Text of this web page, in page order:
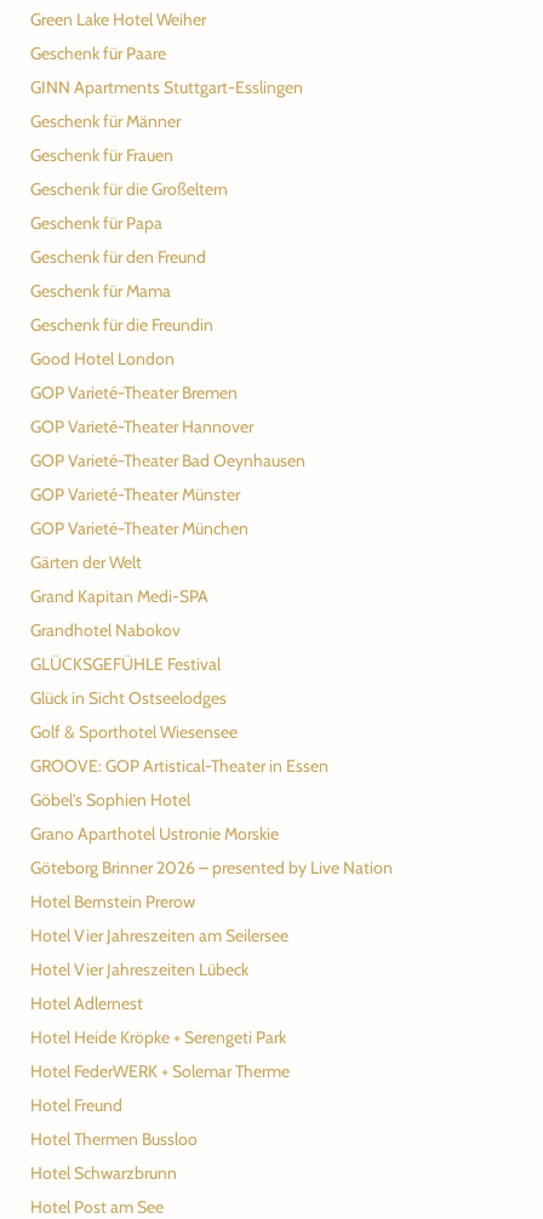
Green Lake Hotel Weiher
Geschenk für Paare
GINN Apartments Stuttgart-Esslingen
Geschenk für Männer
Geschenk für Frauen
Geschenk für die Großeltern
Geschenk für Papa
Geschenk für den Freund
Geschenk für Mama
Geschenk für die Freundin
Good Hotel London
GOP Varieté-Theater Bremen
GOP Varieté-Theater Hannover
GOP Varieté-Theater Bad Oeynhausen
GOP Varieté-Theater Münster
GOP Varieté-Theater München
Gärten der Welt
Grand Kapitan Medi-SPA
Grandhotel Nabokov
GLÜCKSGEFÜHLE Festival
Glück in Sicht Ostseelodges
Golf & Sporthotel Wiesensee
GROOVE: GOP Artistical-Theater in Essen
Göbel’s Sophien Hotel
Grano Aparthotel Ustronie Morskie
Göteborg Brinner 2026 – presented by Live Nation
Hotel Bernstein Prerow
Hotel Vier Jahreszeiten am Seilersee
Hotel Vier Jahreszeiten Lübeck
Hotel Adlernest
Hotel Heide Kröpke + Serengeti Park
Hotel FederWERK + Solemar Therme
Hotel Freund
Hotel Thermen Bussloo
Hotel Schwarzbrunn
Hotel Post am See